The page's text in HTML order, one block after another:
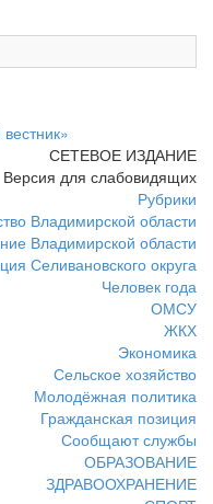
СЕТЕВОЕ ИЗДАНИЕ
Версия для слабовидящих
Рубрики
Владимирской области
Владимирской области
Селивановского округа
Человек года
ОМСУ
ЖКХ
Экономика
Сельское хозяйство
Молодёжная политика
Гражданская позиция
Сообщают службы
ОБРАЗОВАНИЕ
ЗДРАВООХРАНЕНИЕ